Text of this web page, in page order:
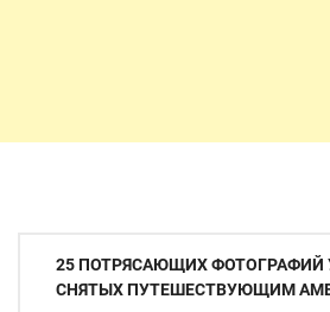
Навигация
25 ПОТРЯСАЮЩИХ ФОТОГРАФИЙ
СНЯТЫХ ПУТЕШЕСТВУЮЩИМ